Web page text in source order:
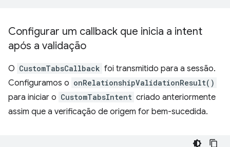
Configurar um callback que inicia a intent
após a validação
O CustomTabsCallback foi transmitido para a sessão.
Configuramos o onRelationshipValidationResult()
para iniciar o CustomTabsIntent criado anteriormente
assim que a verificação de origem for bem-sucedida.